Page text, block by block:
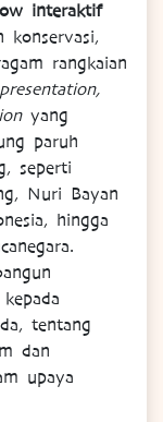
interaktif
konservasi,
rangkaian
yang
paruh
seperti
Nuri Bayan
hingga
tentang
dan
upaya